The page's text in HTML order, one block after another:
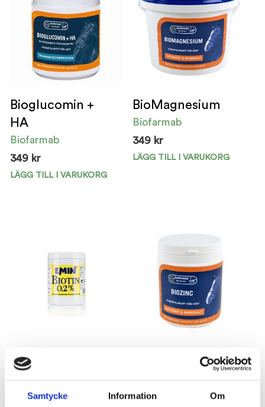
Samtycke Information Om
Bioglucomin +
HA
Biofarmab
349 kr
LÄGG TILL I VARUKORG
BioMagnesium
Biofarmab
349 kr
LÄGG TILL I VARUKORG
Biotin 0,2%
Emin
135kr
199kr